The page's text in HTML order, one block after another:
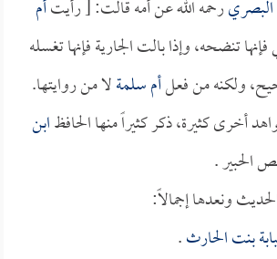
رحمه الله عن أمه قالت: [ رأيتأم
تنضحه، وإذا بالت الجارية فإنها تغسله
ولكنه من فعلأم سلمةلا من روايتها.
أخرى كثيرة، ذكر كثيراً منها الحافظابن
الحبير .
ونعدها إجمالاً:
بنت الحارث.